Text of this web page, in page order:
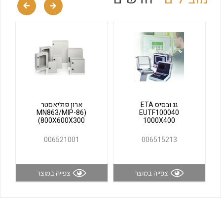
לכל מוצרי היצרן
לכל מוצרי היצרן לכל מוצרי היצרן
גג ובסיס ETA
EUTF100040
1000X400
006515213
צפייה במוצר
ארון פוליאסטר
(MN863/MIP-86
(800X600X300
006521001
צפייה במוצר